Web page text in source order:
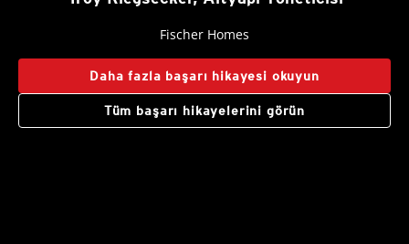
Fischer Homes
Daha fazla başarı hikayesi okuyun
Tüm başarı hikayelerini görün